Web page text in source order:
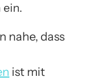
ein.
nahe, dass
ist mit